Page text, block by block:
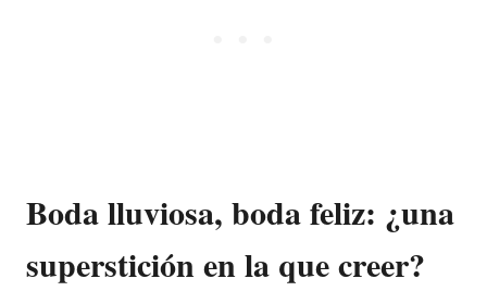
Boda lluviosa, boda feliz: ¿una
superstición en la que creer?